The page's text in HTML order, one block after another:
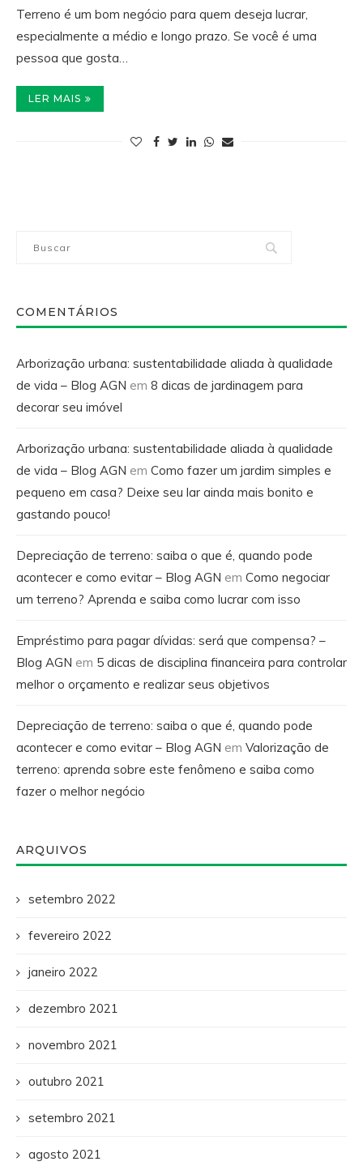
Terreno é um bom negócio para quem deseja lucrar,
especialmente a médio e longo prazo. Se você é uma
pessoa que gosta…
LER MAIS
COMENTÁRIOS
Arborização urbana: sustentabilidade aliada à qualidade
de vida – Blog AGN em 8 dicas de jardinagem para
decorar seu imóvel
Arborização urbana: sustentabilidade aliada à qualidade
de vida – Blog AGN em Como fazer um jardim simples e
pequeno em casa? Deixe seu lar ainda mais bonito e
gastando pouco!
Depreciação de terreno: saiba o que é, quando pode
acontecer e como evitar – Blog AGN em Como negociar
um terreno? Aprenda e saiba como lucrar com isso
Empréstimo para pagar dívidas: será que compensa? –
Blog AGN em 5 dicas de disciplina financeira para controlar
melhor o orçamento e realizar seus objetivos
Depreciação de terreno: saiba o que é, quando pode
acontecer e como evitar – Blog AGN em Valorização de
terreno: aprenda sobre este fenômeno e saiba como
fazer o melhor negócio
ARQUIVOS
setembro 2022
fevereiro 2022
janeiro 2022
dezembro 2021
novembro 2021
outubro 2021
setembro 2021
agosto 2021